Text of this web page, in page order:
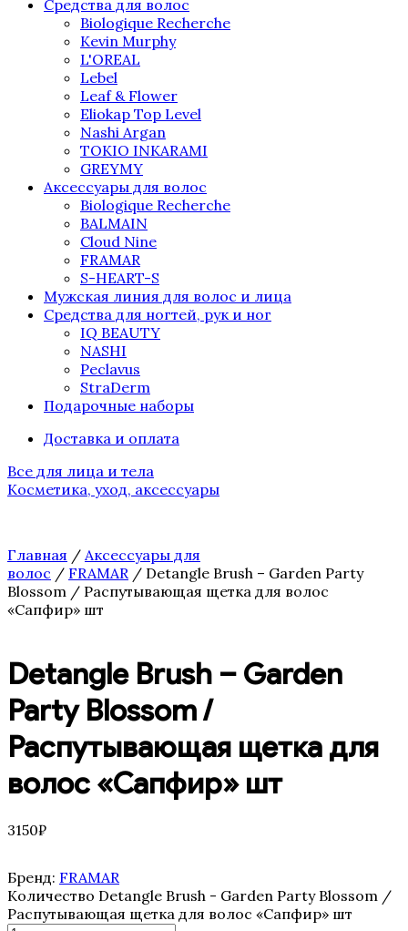
Средства для волос
Biologique Recherche
Kevin Murphy
L'OREAL
Lebel
Leaf & Flower
Eliokap Top Level
Nashi Argan
TOKIO INKARAMI
GREYMY
Аксессуары для волос
Biologique Recherche
BALMAIN
Cloud Nine
FRAMAR
S-HEART-S
Мужская линия для волос и лица
Средства для ногтей, рук и ног
IQ BEAUTY
NASHI
Peclavus
StraDerm
Подарочные наборы
Доставка и оплата
Все для лица и тела
Косметика, уход, аксессуары
Главная / Аксессуары для
волос / FRAMAR / Detangle Brush – Garden Party
Blossom / Распутывающая щетка для волос
«Сапфир» шт
Detangle Brush – Garden
Party Blossom /
Распутывающая щетка для
волос «Сапфир» шт
3150₽
Бренд: FRAMAR
Количество Detangle Brush - Garden Party Blossom /
Распутывающая щетка для волос «Сапфир» шт